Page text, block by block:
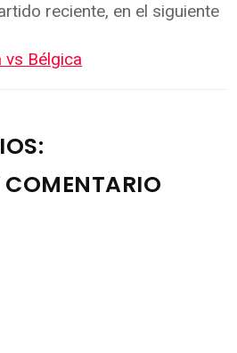
reciente, en el siguiente
vs Bélgica